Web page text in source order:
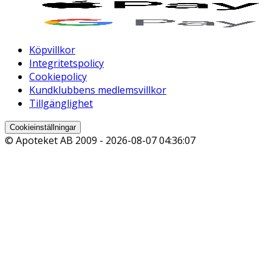
Köpvillkor
Integritetspolicy
Cookiepolicy
Kundklubbens medlemsvillkor
Tillgänglighet
Cookieinställningar
© Apoteket AB 2009 - 2026-08-07 04:36:07